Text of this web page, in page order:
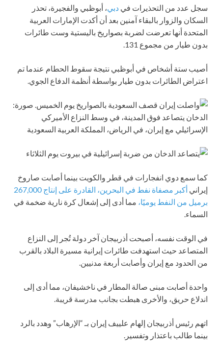
سجل عدد من التحذيرات في دبي، أبوظبي والفجيرة، تحذر
السكان والزوار بالبقاء آمنين بعد أن أكدت الإمارات العربية
المتحدة أنها تعرضت لضربة بصواريخ باليستية وست طائرات
بدون طيار من مجموع 131.
أصيب ستة أشخاص في أبوظبي نتيجة سقوط الحطام عندما تم
اعتراض الطائرات بدون طيار بواسطة أنظمة الدفاع الجوي.
كما سمع دوي انفجارات في قطر والكويت بينما أصابت صاروخ
إيراني
أكبر مصفاة نفط في البحرين، القادرة على إنتاج 267,000
برميل من النفط يوميًا، مما أدى إلى إشعال كرة نارية ضخمة في
السماء.
في الوقت نفسه، أصبحت أذربيجان آخر دولة تُجر إلى النزاع
المتصاعد حيث استهدفت طائرات إيرانية مسيرة البلاد بالقرب
من الحدود مع إيران وأصابت أربعة مدنيين.
واحدة أصابت مبنى صالة المطار في ناخشيفان، مما أدى إلى
اندلاع حريق، والأخرى هبطت بجانب مدرسة قريبة.
اتهم رئيس أذربيجان إلهام علييف إيران بـ “الإرهاب” وهدد بالرد
بينما طالب باعتذار وتفسير.